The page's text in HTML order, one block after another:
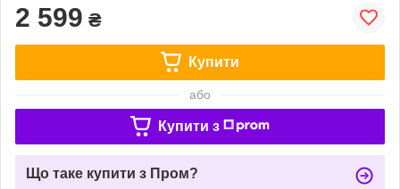
2 599 ₴
Купити
або
Купити з
Що таке купити з Пром?